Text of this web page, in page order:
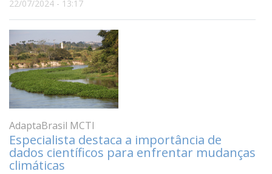
22/07/2024 - 13:17
AdaptaBrasil MCTI
Especialista destaca a importância de
dados científicos para enfrentar mudanças
climáticas